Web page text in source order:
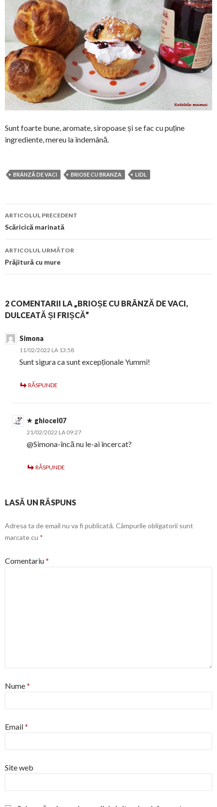
Sunt foarte bune, aromate, siropoase și se fac cu puține
ingrediente, mereu la îndemână.
BRÂNZĂ DE VACI BRIOSE CU BRANZA LIDL
Navigare
în
articol
ARTICOLUL PRECEDENT
Scăricică marinată
ARTICOLUL URMĂTOR
Prăjitură cu mure
2 COMENTARII LA „BRIOȘE CU BRÂNZĂ DE VACI,
DULCEATĂ ȘI FRIȘCĂ”
Simona
11/02/2022 LA 13:58
Sunt sigura ca sunt excepționale Yummi!
RĂSPUNDE
ghiocel07
21/02/2022 LA 09:27
@Simona-încă nu le-ai încercat?
RĂSPUNDE
LASĂ UN RĂSPUNS
Adresa ta de email nu va fi publicată. Câmpurile obligatorii sunt
marcate cu *
Comentariu*
Nume*
Email*
Site web